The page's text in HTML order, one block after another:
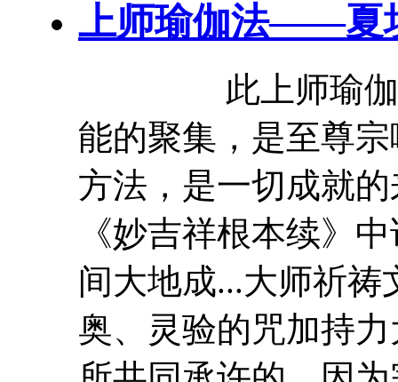
上师瑜伽法——夏
此 上 师瑜伽
能的聚集，是至尊
方法，是一切成就
《妙吉祥根本续》
间大地成...大师祈
奥、灵验的咒加持